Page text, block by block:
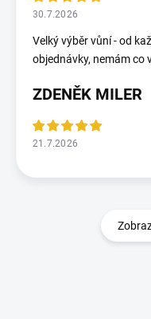
30.7.2026
Velký výběr vůní - od
objednávky, nemám co
ZDENĚK MILER
21.7.2026